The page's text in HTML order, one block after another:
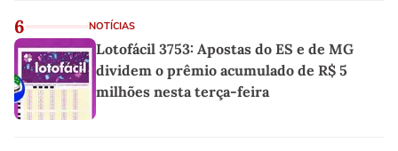
6 NOTÍCIAS
Lotofácil 3753: Apostas do ES e de MG
dividem o prêmio acumulado de R$ 5
milhões nesta terça-feira